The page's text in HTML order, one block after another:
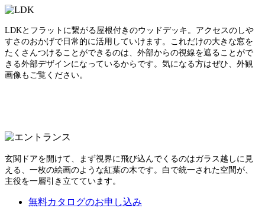
LDKとフラットに繋がる屋根付きのウッドデッキ。 アクセスのしや
すさのおかげで日常的に活用していけます。
これだけの大きな窓を
たくさんつけることができるのは、 外部からの視線を遮ることがで
きる外部デザインになっているからです。 気になる方はぜひ、外観
画像もご覧ください。
玄関ドアを開けて、まず視界に飛び込んでくるのはガラス越しに見
える、一枚の絵画のような紅葉の木です。 白で統一された空間が、
主役を一層引き立てています。
無料カタログのお申し込み